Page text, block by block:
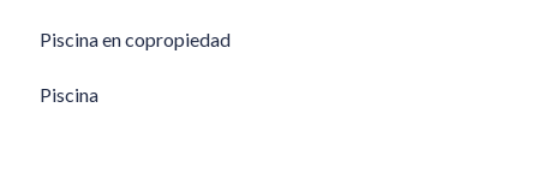
Piscina en copropiedad
Piscina